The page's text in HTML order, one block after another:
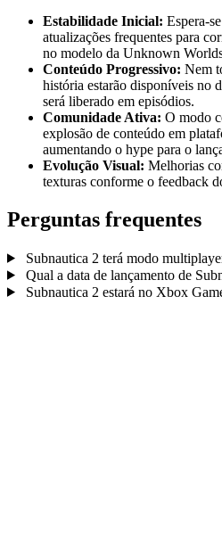
Estabilidade Inicial: Espera-
atualizações frequentes para
no modelo da Unknown
Conteúdo Progressivo: Nem
história estarão disponíveis no
será liberado em episódios.
Comunidade Ativa: O modo
explosão de conteúdo em
aumentando o hype para o
Evolução Visual: Melhorias
texturas conforme o feedback
Perguntas frequentes
Subnautica 2 terá modo
Qual a data de lançamento de
Subnautica 2 estará no Xbox